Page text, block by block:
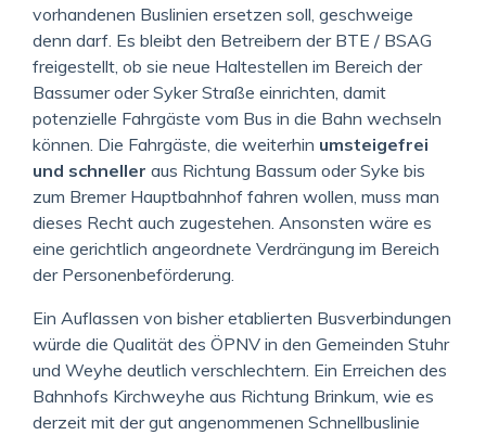
vorhandenen Buslinien ersetzen soll, geschweige
denn darf. Es bleibt den Betreibern der BTE / BSAG
freigestellt, ob sie neue Haltestellen im Bereich der
Bassumer oder Syker Straße einrichten, damit
potenzielle Fahrgäste vom Bus in die Bahn wechseln
können. Die Fahrgäste, die weiterhin umsteigefrei
und schneller aus Richtung Bassum oder Syke bis
zum Bremer Hauptbahnhof fahren wollen, muss man
dieses Recht auch zugestehen. Ansonsten wäre es
eine gerichtlich angeordnete Verdrängung im Bereich
der Personenbeförderung.
Ein Auflassen von bisher etablierten Busverbindungen
würde die Qualität des ÖPNV in den Gemeinden Stuhr
und Weyhe deutlich verschlechtern. Ein Erreichen des
Bahnhofs Kirchweyhe aus Richtung Brinkum, wie es
derzeit mit der gut angenommenen Schnellbuslinie